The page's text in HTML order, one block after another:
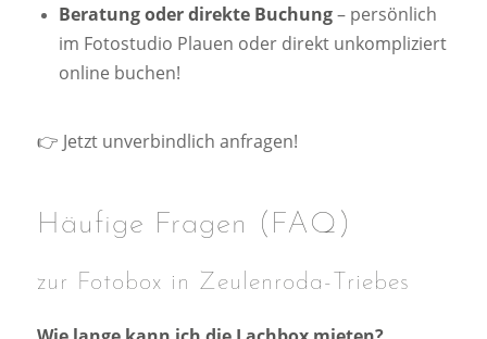
Beratung oder direkte Buchung– persönlich
im Fotostudio Plauen oder direkt unkompliziert
online buchen!
👉 Jetzt unverbindlich anfragen!
Häufige Fragen (FAQ)
zur Fotobox in Zeulenroda-Triebes